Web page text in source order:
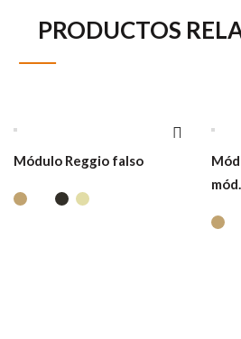
PRODUCTOS
Módulo Reggio falso